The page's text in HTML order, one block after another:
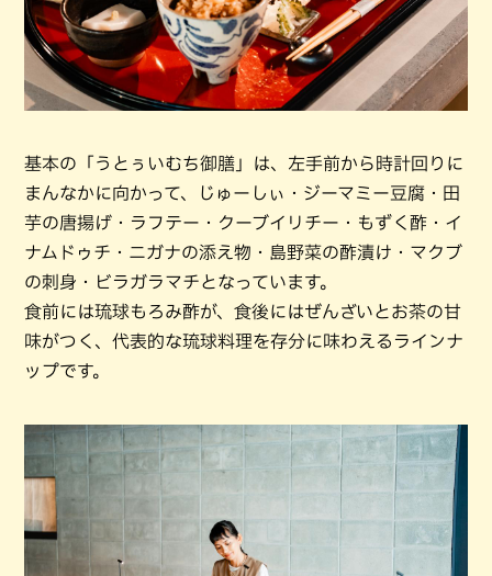
基本の「うとぅいむち御膳」は、左手前から時計回りに
まんなかに向かって、じゅーしぃ・ジーマミー豆腐・田
芋の唐揚げ・ラフテー・クーブイリチー・もずく酢・イ
ナムドゥチ・ニガナの添え物・島野菜の酢漬け・マクブ
の刺身・ビラガラマチとなっています。
食前には琉球もろみ酢が、食後にはぜんざいとお茶の甘
味がつく、代表的な琉球料理を存分に味わえるラインナ
ップです。